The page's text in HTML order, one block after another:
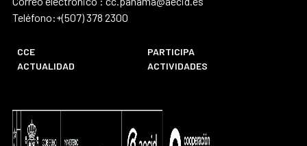
Teléfono:+(507) 378 2300
CCE
PARTICIPA
ACTUALIDAD
ACTIVIDADES